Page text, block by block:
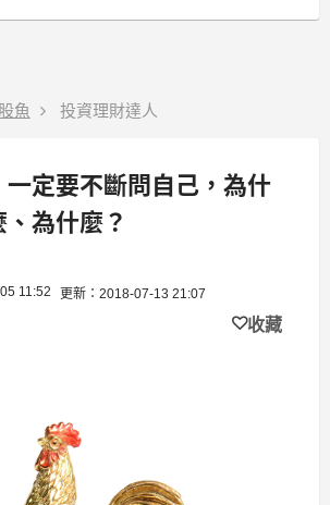
股魚 投資理財達人
定要不斷問自己，為什
為什麼？
11:52 更新：2018-07-13 21:07
收藏